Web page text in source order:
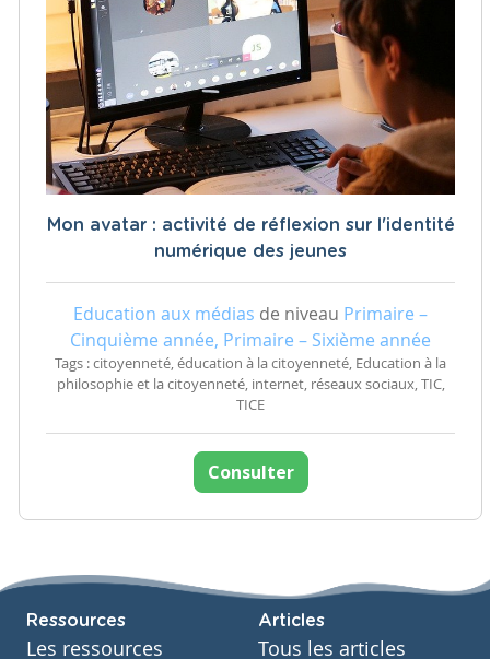
Mon avatar : activité de réflexion sur l'identité
numérique des jeunes
Education aux médias de niveau Primaire –
Cinquième année, Primaire – Sixième année
Tags : citoyenneté, éducation à la citoyenneté, Education à la
philosophie et la citoyenneté, internet, réseaux sociaux, TIC,
TICE
Consulter
Ressources
Les ressources
Articles
Tous les articles